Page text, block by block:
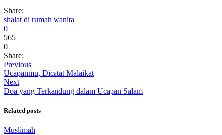
Share:
shalat di rumah wanita
0
565
0
Share:
Previous
Ucapanmu, Dicatat Malaikat
Next
Doa yang Terkandung dalam Ucapan Salam
Related posts
Muslimah